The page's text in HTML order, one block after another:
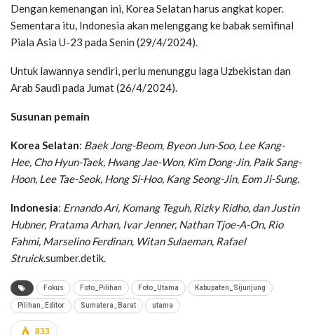
Dengan kemenangan ini, Korea Selatan harus angkat koper.
Sementara itu, Indonesia akan melenggang ke babak semifinal
Piala Asia U-23 pada Senin (29/4/2024).
Untuk lawannya sendiri, perlu menunggu laga Uzbekistan dan
Arab Saudi pada Jumat (26/4/2024).
Susunan pemain
Korea Selatan: Baek Jong-Beom, Byeon Jun-Soo, Lee Kang-
Hee, Cho Hyun-Taek, Hwang Jae-Won, Kim Dong-Jin, Paik Sang-
Hoon, Lee Tae-Seok, Hong Si-Hoo, Kang Seong-Jin, Eom Ji-Sung.
Indonesia: Ernando Ari, Komang Teguh, Rizky Ridho, dan Justin
Hubner, Pratama Arhan, Ivar Jenner, Nathan Tjoe-A-On, Rio
Fahmi, Marselino Ferdinan, Witan Sulaeman, Rafael
Struick.sumber.detik.
Fokus Foto_Pilihan Foto_Utama Kabupaten_Sijunjung
Pilihan_Editor Sumatera_Barat utama
833